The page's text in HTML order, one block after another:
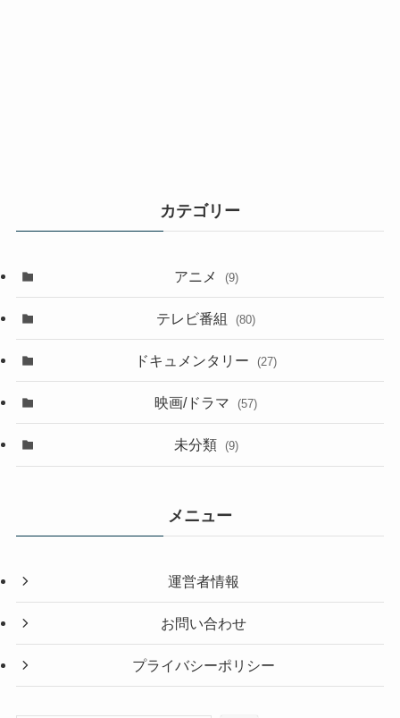
カテゴリー
アニメ (9)
テレビ番組 (80)
ドキュメンタリー (27)
映画/ドラマ (57)
未分類 (9)
メニュー
運営者情報
お問い合わせ
プライバシーポリシー